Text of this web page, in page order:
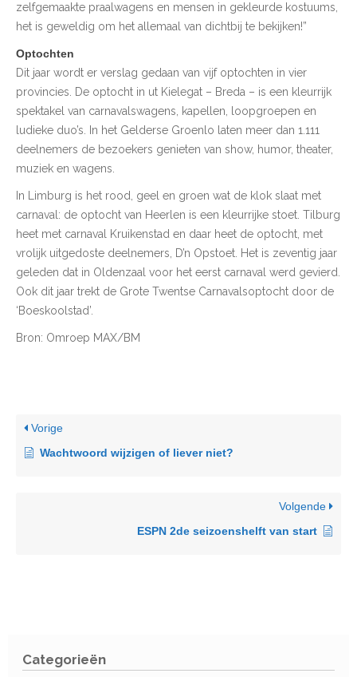
Categorieën
zelfgemaakte praalwagens en mensen in gekleurde kostuums,
het is geweldig om het allemaal van dichtbij te bekijken!”
Optochten
Dit jaar wordt er verslag gedaan van vijf optochten in vier
provincies. De optocht in ut Kielegat – Breda – is een kleurrijk
spektakel van carnavalswagens, kapellen, loopgroepen en
ludieke duo’s. In het Gelderse Groenlo laten meer dan 1.111
deelnemers de bezoekers genieten van show, humor, theater,
muziek en wagens.
In Limburg is het rood, geel en groen wat de klok slaat met
carnaval: de optocht van Heerlen is een kleurrijke stoet. Tilburg
heet met carnaval Kruikenstad en daar heet de optocht, met
vrolijk uitgedoste deelnemers, D’n Opstoet. Het is zeventig jaar
geleden dat in Oldenzaal voor het eerst carnaval werd gevierd.
Ook dit jaar trekt de Grote Twentse Carnavalsoptocht door de
‘Boeskoolstad’.
Bron: Omroep MAX/BM
Vorige
Wachtwoord wijzigen of liever niet?
Volgende
ESPN 2de seizoenshelft van start